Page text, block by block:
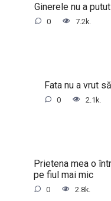
Ginerele nu a
0 7.2k.
Fata nu a vrut
0 2.1k.
Prietena mea o
pe fiul mai mic
0 2.8k.